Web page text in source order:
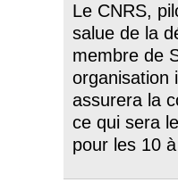
Le CNRS,
salue de la
membre de
organisation
assurera la
ce qui sera
pour les 10